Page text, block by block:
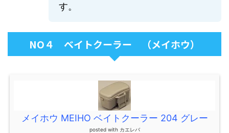
す。
NO４ ベイトクーラー （メイホウ）
メイホウ MEIHO ベイトクーラー 204 グレー
posted with カエレバ